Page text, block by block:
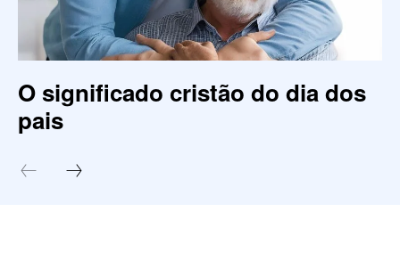
O significado cristão do dia dos
pais